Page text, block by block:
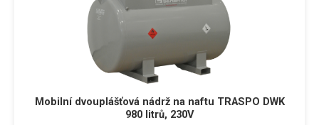
Mobilní dvouplášťová nádrž na naftu TRASPO DWK
980 litrů, 230V